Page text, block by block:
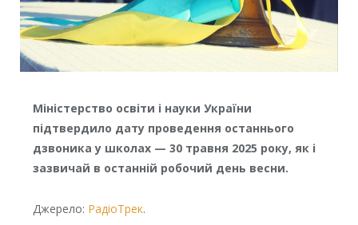
Міністерство освіти і науки України
підтвердило дату проведення останнього
дзвоника у школах — 30 травня 2025 року, як і
зазвичай в останній робочий день весни.
Джерело: РадіоТрек.